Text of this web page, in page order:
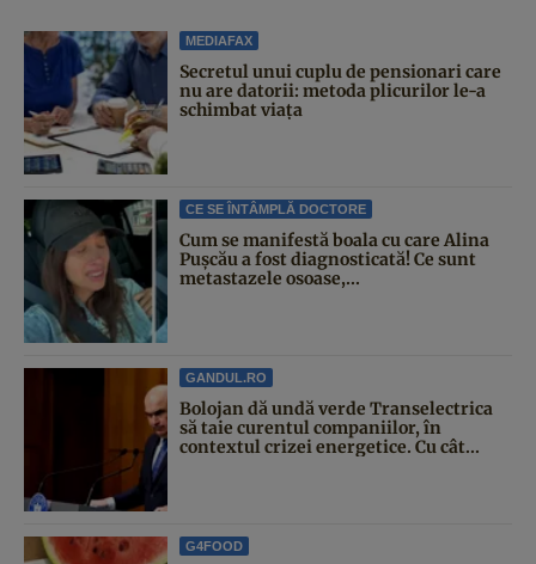
MEDIAFAX
Secretul unui cuplu de pensionari care
nu are datorii: metoda plicurilor le-a
schimbat viața
CE SE ÎNTÂMPLĂ DOCTORE
Cum se manifestă boala cu care Alina
Pușcău a fost diagnosticată! Ce sunt
metastazele osoase,...
GANDUL.RO
Bolojan dă undă verde Transelectrica
să taie curentul companiilor, în
contextul crizei energetice. Cu cât...
G4FOOD